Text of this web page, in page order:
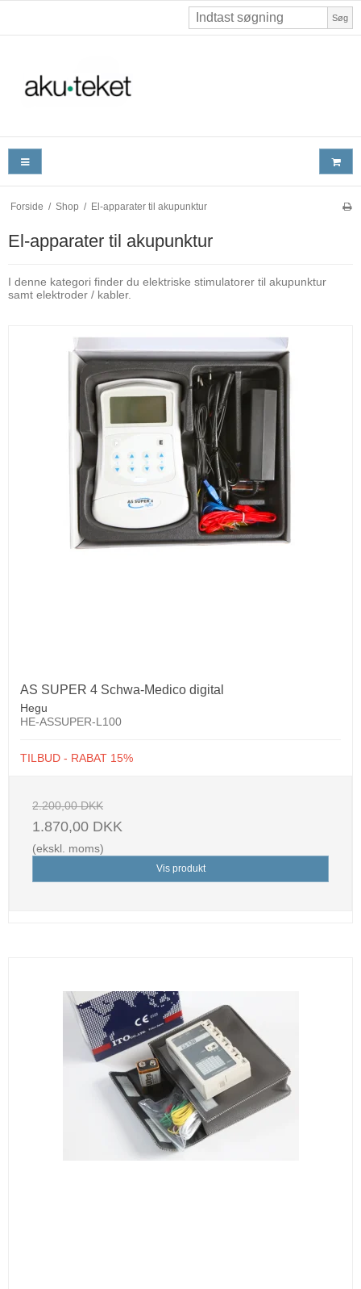
Søg
Forside / Shop / El-apparater til akupunktur
El-apparater til akupunktur
I denne kategori finder du elektriske stimulatorer til akupunktur
samt elektroder / kabler.
AS SUPER 4 Schwa-Medico digital
Hegu
HE-ASSUPER-L100
TILBUD - RABAT 15%
2.200,00 DKK
1.870,00 DKK
(ekskl. moms)
Vis produkt